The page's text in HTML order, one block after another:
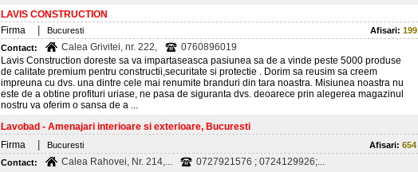
LAVIS CONSTRUCTION
Firma
Bucuresti Afisari: 199
Contact:
Calea Grivitei, nr. 222,
0760896019
Lavis Construction doreste sa va impartaseasca pasiunea sa de a vinde peste 5000 produse
de calitate premium pentru constructii,securitate si protectie . Dorim sa reusim sa creem
impreuna cu dvs. una dintre cele mai renumite branduri din tara noastra. Misiunea noastra nu
este de a obtine profituri uriase, ne pasa de siguranta dvs. deoarece prin alegerea magazinul
nostru va oferim o sansa de a ...
Lavobad - Amenajari interioare si exterioare, Bucuresti
Firma
Bucuresti Afisari: 654
Contact:
Calea Rahovei, Nr. 214,...
0727921576 ; 0724129926;...